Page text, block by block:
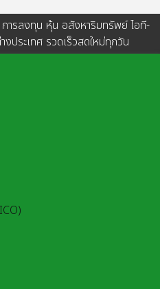
ารลงทุน หุ้น อสังหาริมทรัพย์ ไอที-
ประเทศ รวดเร็วสดใหม่ทุกวัน